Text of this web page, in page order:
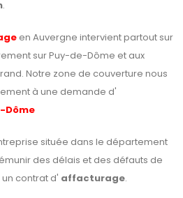
.
en Auvergne intervient partout sur
sur Puy-de-Dôme et aux
Notre zone de couverture nous
à une demande d'
Dôme
située dans le département
des délais et des défauts de
contrat d' affacturage.